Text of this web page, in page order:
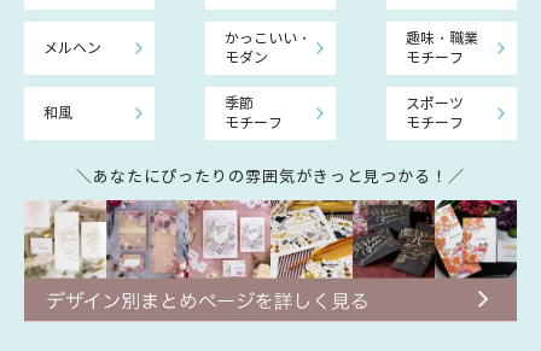
メルヘン
かっこいい・
モダン
趣味・職業
モチーフ
和風
季節
モチーフ
スポーツ
モチーフ
＼あなたにぴったりの雰囲気がきっと見つかる！／